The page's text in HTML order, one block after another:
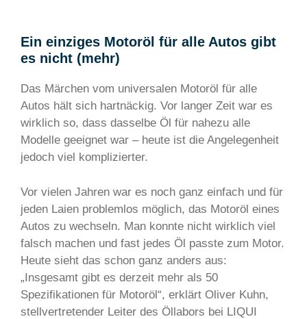
Ein einziges Motoröl für alle Autos gibt
es nicht (mehr)
Das Märchen vom universalen Motoröl für alle
Autos hält sich hartnäckig. Vor langer Zeit war es
wirklich so, dass dasselbe Öl für nahezu alle
Modelle geeignet war – heute ist die Angelegenheit
jedoch viel komplizierter.
Vor vielen Jahren war es noch ganz einfach und für
jeden Laien problemlos möglich, das Motoröl eines
Autos zu wechseln. Man konnte nicht wirklich viel
falsch machen und fast jedes Öl passte zum Motor.
Heute sieht das schon ganz anders aus:
„Insgesamt gibt es derzeit mehr als 50
Spezifikationen für Motoröl“, erklärt Oliver Kuhn,
stellvertretender Leiter des Öllabors bei LIQUI